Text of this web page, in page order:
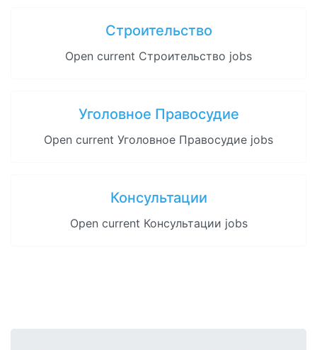
Строительство
Open current Строительство jobs
Уголовное Правосудие
Open current Уголовное Правосудие jobs
Консультации
Open current Консультации jobs